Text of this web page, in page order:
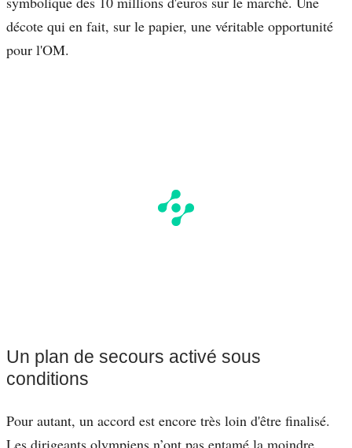
décote qui en fait, sur le papier, une véritable opportunité
pour l'OM.
Un plan de secours activé sous
conditions
Pour autant, un accord est encore très loin d'être finalisé.